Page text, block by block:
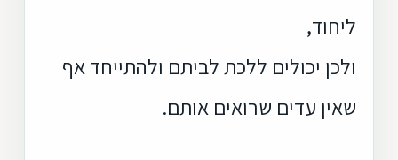
ליחוד,
ולכן יכולים ללכת לביתם ולהתייחד אף
שאין עדים שרואים אותם.